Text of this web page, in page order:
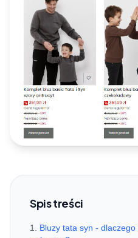
Spis treści
Bluzy tata syn - dlaczego